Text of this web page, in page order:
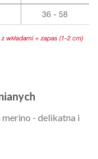
- delikatna i